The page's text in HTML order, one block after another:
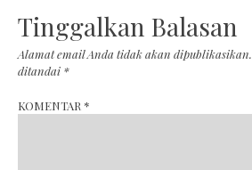
Tinggalkan Balasan
Alamat email Anda tidak akan dipublikasikan.
ditandai *
KOMENTAR *